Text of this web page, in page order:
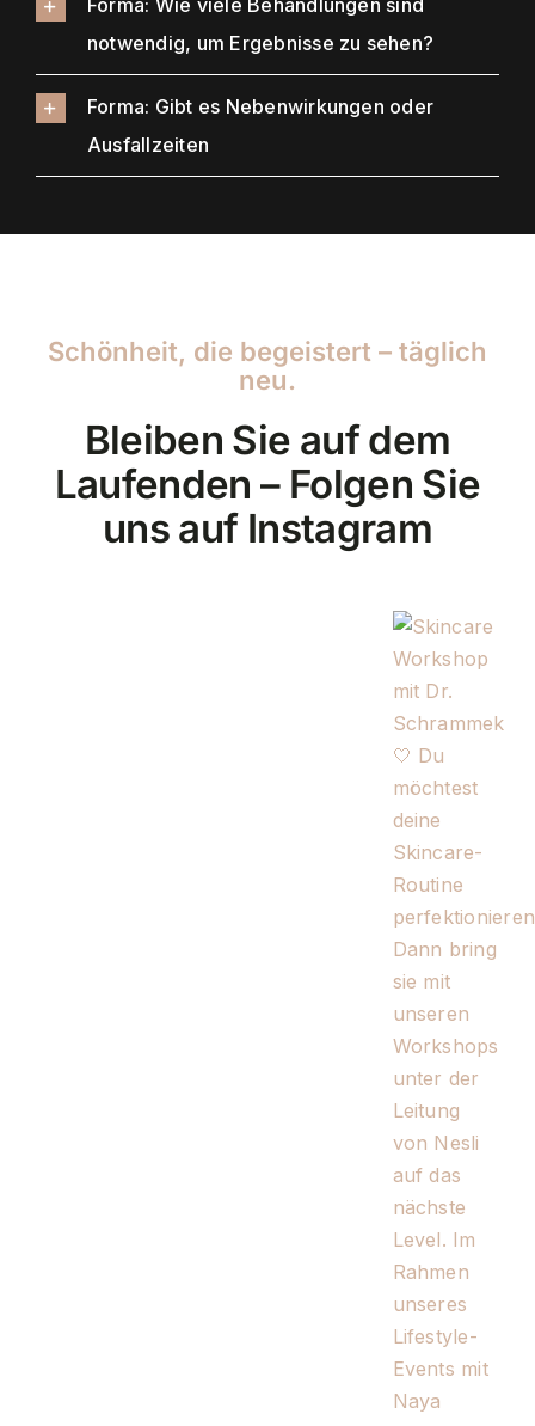
Forma: Wie viele Behandlungen sind
notwendig, um Ergebnisse zu sehen?
Forma: Gibt es Nebenwirkungen oder
Ausfallzeiten
Schönheit, die begeistert – täglich
neu.
Bleiben Sie auf dem
Laufenden – Folgen Sie
uns auf Instagram